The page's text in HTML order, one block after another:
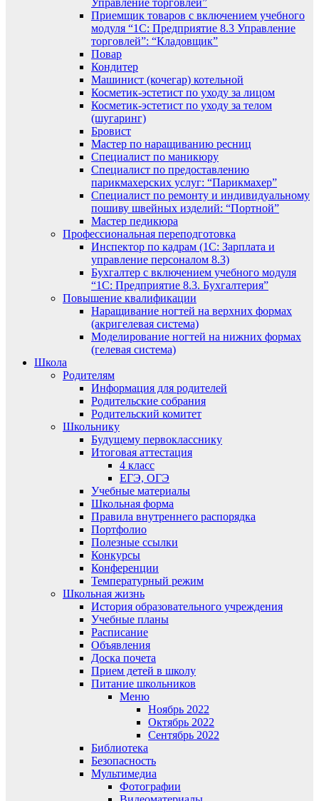
Управление торговлей”
Приемщик товаров с включением учебного
модуля “1С: Предприятие 8.3 Управление
торговлей”: “Кладовщик”
Повар
Кондитер
Машинист (кочегар) котельной
Косметик-эстетист по уходу за лицом
Косметик-эстетист по уходу за телом
(шугаринг)
Бровист
Мастер по наращиванию ресниц
Специалист по маникюру
Специалист по предоставлению
парикмахерских услуг: “Парикмахер”
Специалист по ремонту и индивидуальному
пошиву швейных изделий: “Портной”
Мастер педикюра
Профессиональная переподготовка
Инспектор по кадрам (1С: Зарплата и
управление персоналом 8.3)
Бухгалтер с включением учебного модуля
“1С: Предприятие 8.3. Бухгалтерия”
Повышение квалификации
Наращивание ногтей на верхних формах
(акригелевая система)
Моделирование ногтей на нижних формах
(гелевая система)
Школа
Родителям
Информация для родителей
Родительские собрания
Родительский комитет
Школьнику
Будущему первокласснику
Итоговая аттестация
4 класс
ЕГЭ, ОГЭ
Учебные материалы
Школьная форма
Правила внутреннего распорядка
Портфолио
Полезные ссылки
Конкурсы
Конференции
Температурный режим
Школьная жизнь
История образовательного учреждения
Учебные планы
Расписание
Объявления
Доска почета
Прием детей в школу
Питание школьников
Меню
Ноябрь 2022
Октябрь 2022
Сентябрь 2022
Библиотека
Безопасность
Мультимедиа
Фотографии